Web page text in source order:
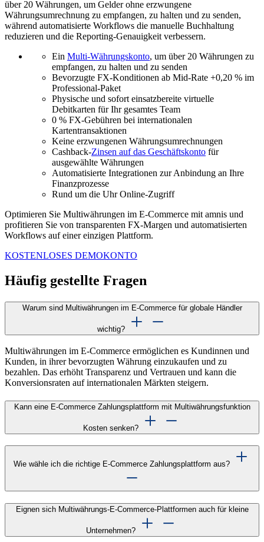
über 20 Währungen, um Gelder ohne erzwungene
Währungsumrechnung zu empfangen, zu halten und zu senden,
während automatisierte Workflows die manuelle Buchhaltung
reduzieren und die Reporting-Genauigkeit verbessern.
Ein Multi-Währungskonto, um über 20 Währungen zu
empfangen, zu halten und zu senden
Bevorzugte FX-Konditionen ab Mid-Rate +0,20 % im
Professional-Paket
Physische und sofort einsatzbereite virtuelle
Debitkarten für Ihr gesamtes Team
0 % FX-Gebühren bei internationalen
Kartentransaktionen
Keine erzwungenen Währungsumrechnungen
Cashback-Zinsen auf das Geschäftskonto für
ausgewählte Währungen
Automatisierte Integrationen zur Anbindung an Ihre
Finanzprozesse
Rund um die Uhr Online-Zugriff
Optimieren Sie Multiwährungen im E-Commerce mit amnis und
profitieren Sie von transparenten FX-Margen und automatisierten
Workflows auf einer einzigen Plattform.
KOSTENLOSES DEMOKONTO
Häufig gestellte Fragen
Warum sind Multiwährungen im E-Commerce für globale Händler
wichtig?
Multiwährungen im E-Commerce ermöglichen es Kundinnen und
Kunden, in ihrer bevorzugten Währung einzukaufen und zu
bezahlen. Das erhöht Transparenz und Vertrauen und kann die
Konversionsraten auf internationalen Märkten steigern.
Kann eine E-Commerce Zahlungsplattform mit Multiwährungsfunktion
Kosten senken?
Wie wähle ich die richtige E-Commerce Zahlungsplattform aus?
Eignen sich Multiwährungs-E-Commerce-Plattformen auch für kleine
Unternehmen?